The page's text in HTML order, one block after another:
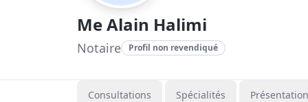
Me Alain Halimi
Notaire Profil non revendiqué
Consultations Spécialités Présentation